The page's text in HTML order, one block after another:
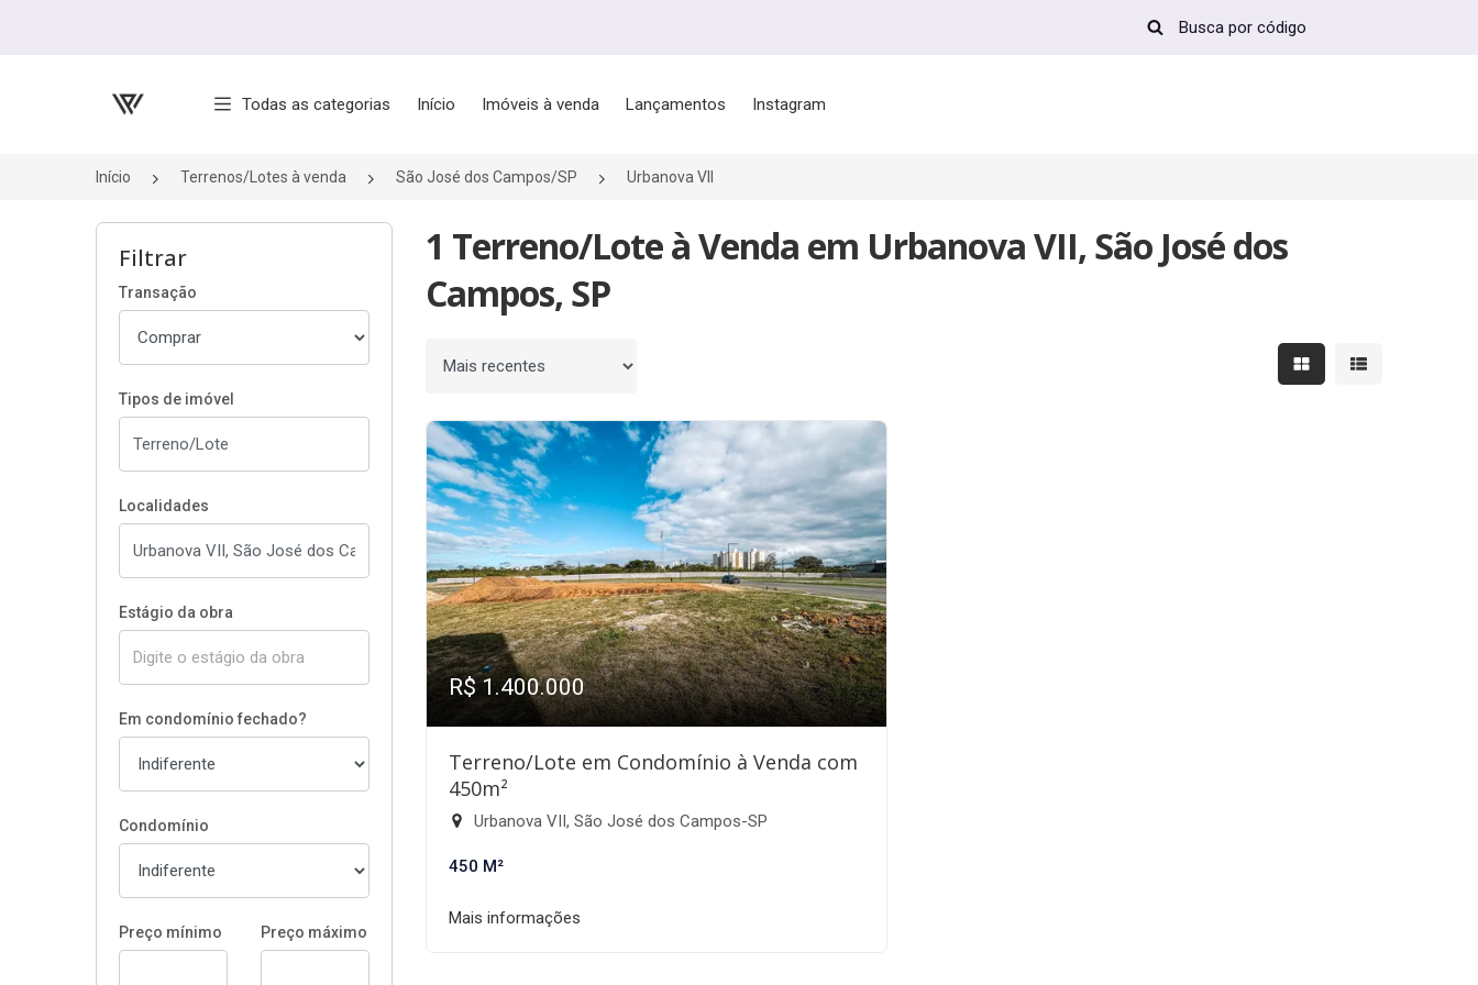
Página inicial
Todas as categorias Início Imóveis à venda Lançamentos Instagram
Início Terrenos/Lotes à venda São José dos Campos/SP Urbanova VII
Filtrar
Transação
Tipos de imóvel
Localidades
Estágio da obra
Em condomínio fechado?
Condomínio
Preço mínimo Preço máximo
1 Terreno/Lote à Venda em Urbanova VII, São José dos
Campos, SP
Ordenar por Mostrar resultados em
Mostrar
R$ 1.400.000
Terreno/Lote em Condomínio à Venda com
450m²
Urbanova VII, São José dos Campos-SP
450 M²
Mais informações